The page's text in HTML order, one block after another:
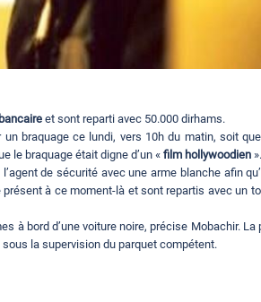
et sont reparti avec 50.000 dirhams.
un braquage ce lundi, vers 10h du matin, soit
le braquage était digne d’un « film hollywoodien ».
de sécurité avec une arme blanche afin
présent à ce moment-là et sont repartis avec un
à bord d’une voiture noire, précise Mobachir. La
la supervision du parquet compétent.